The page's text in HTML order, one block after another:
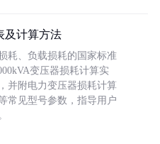
及计算方法
耗、负载损耗的国家标准
变压器损耗计算实
并附电力变压器损耗计算
常见型号参数，指导用户